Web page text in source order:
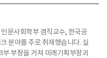
문사회학부 겸직교수, 한국공
분야를 주로 취재했습니다. 실
부장을 거쳐 미래기획부장과